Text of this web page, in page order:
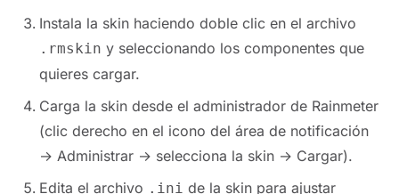
Instala la skin haciendo doble clic en el archivo
.rmskin y seleccionando los componentes que
quieres cargar.
Carga la skin desde el administrador de Rainmeter
(clic derecho en el icono del área de notificación
→ Administrar → selecciona la skin → Cargar).
Edita el archivo .ini de la skin para ajustar